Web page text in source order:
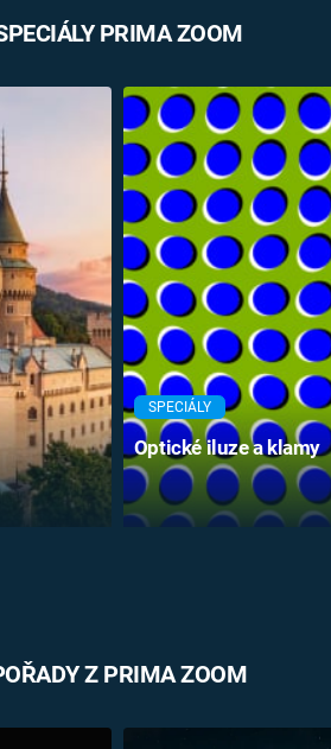
PRIMA ZOOM
SPECIÁLY
Optické iluze a klamy
Z PRIMA ZOOM